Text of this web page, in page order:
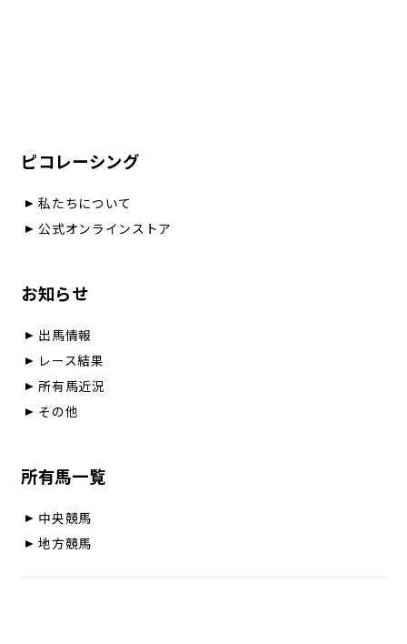
ピコレーシング
私たちについて
公式オンラインストア
お知らせ
出馬情報
レース結果
所有馬近況
その他
所有馬一覧
中央競馬
地方競馬